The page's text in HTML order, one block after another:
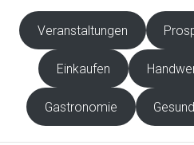
Veranstaltungen
Einkaufen
Gastronomie